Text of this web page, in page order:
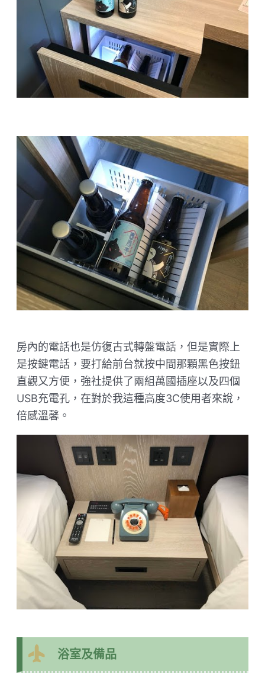
房內的電話也是仿復古式轉盤電話，但是實際上
是按鍵電話，要打給前台就按中間那顆黑色按鈕
直觀又方便，強社提供了兩組萬國插座以及四個
USB充電孔，在對於我這種高度3C使用者來說，
倍感溫馨。
浴室及備品